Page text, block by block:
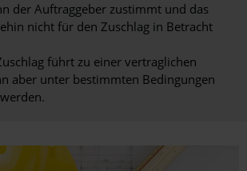
der Auftraggeber zustimmt und das
nicht für den Zuschlag in Betracht
führt zu einer vertraglichen
aber unter bestimmten Bedingungen